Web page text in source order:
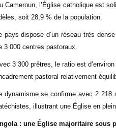
Cameroun, l’Église catholique est
soit 28,9 % de la population.
pays dispose d’un réseau très
3 000 centres pastoraux.
3 300 prêtres, le ratio est
pastoral relativement
dynamisme se confirme avec 2
illustrant une Église en
: une Église majoritaire sous